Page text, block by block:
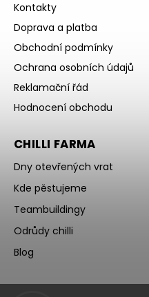
Kontakty
Doprava a platba
Obchodní podmínky
Ochrana osobních údajů
Reklamační řád
Hodnocení obchodu
CHILLI FARMA
Dny otevřených vrat
Kde pěstujeme
Teambuildingy
Odrůdy chilli
Blog